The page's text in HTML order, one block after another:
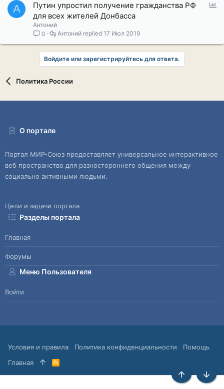
А
с
Путин упростил получение гражданства РФ
для всех жителей Донбасса
Антоний
0
17 Июл 2019
Антоний
Войдите или зарегистрируйтесь для ответа.
Политика России
О портале
Портал МИР-Союз предоставляет универсальное интерактивное
веб пространство для разностороннего общения между
социально активными людьми.
Цели и задачи портала
Разделы портала
Главная
Форумы
Меню Пользователя
Войти
Условия и правила Политика конфиденциальности
Помощь
Главная
R
S
S
Сверху Снизу